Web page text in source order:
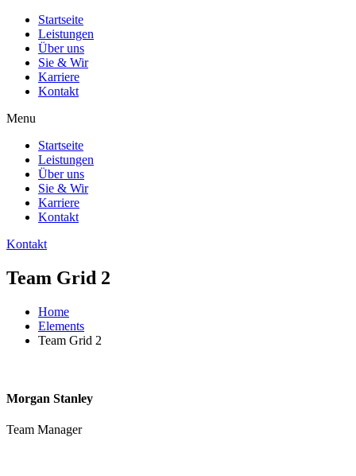
Startseite
Leistungen
Über uns
Sie & Wir
Karriere
Kontakt
Menu
Startseite
Leistungen
Über uns
Sie & Wir
Karriere
Kontakt
Kontakt
Team Grid 2
Home
Elements
Team Grid 2
Morgan Stanley
Team Manager